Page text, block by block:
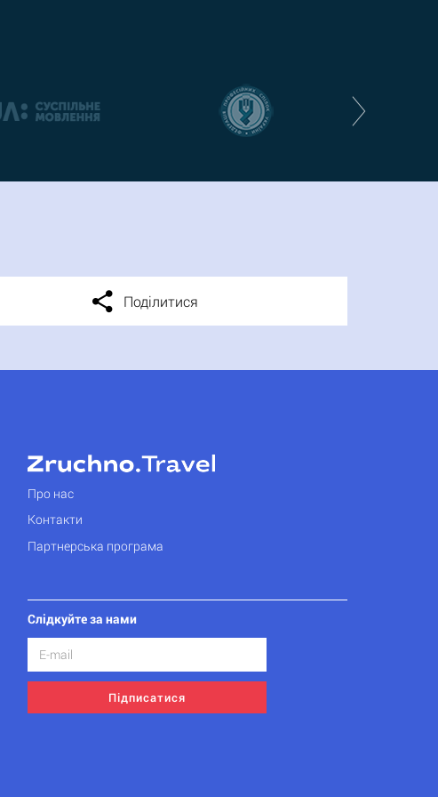
Поділитися
Про нас
Контакти
Партнерська програма
Слідкуйте за нами
Підписатися